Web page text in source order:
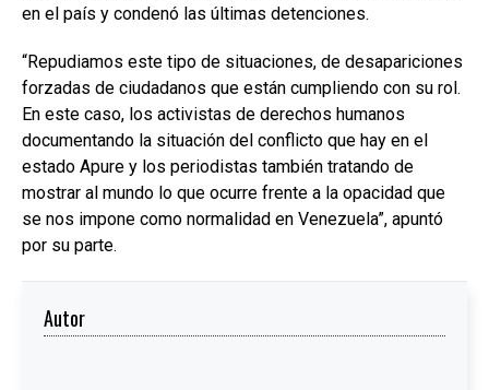
en el país y condenó las últimas detenciones.
“Repudiamos este tipo de situaciones, de desapariciones
forzadas de ciudadanos que están cumpliendo con su rol.
En este caso, los activistas de derechos humanos
documentando la situación del conflicto que hay en el
estado Apure y los periodistas también tratando de
mostrar al mundo lo que ocurre frente a la opacidad que
se nos impone como normalidad en Venezuela”, apuntó
por su parte.
Autor